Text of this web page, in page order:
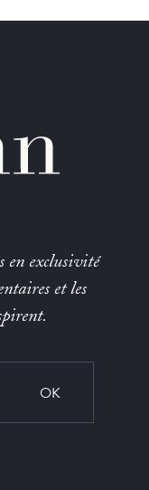
en exclusivité
et les
OK